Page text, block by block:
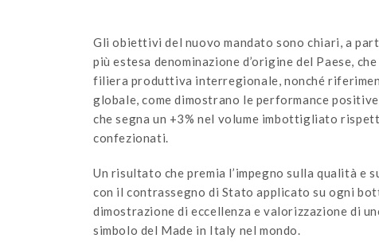
Gli obiettivi del nuovo mandato sono chiari, a
più estesa denominazione d’origine del Paese,
filiera produttiva interregionale, nonché
globale, come dimostrano le performance
che segna un +3% nel volume imbottigliato
confezionati.
Un risultato che premia l’impegno sulla qualità
con il contrassegno di Stato applicato su ogni
dimostrazione di eccellenza e valorizzazione di
simbolo del Made in Italy nel mondo.